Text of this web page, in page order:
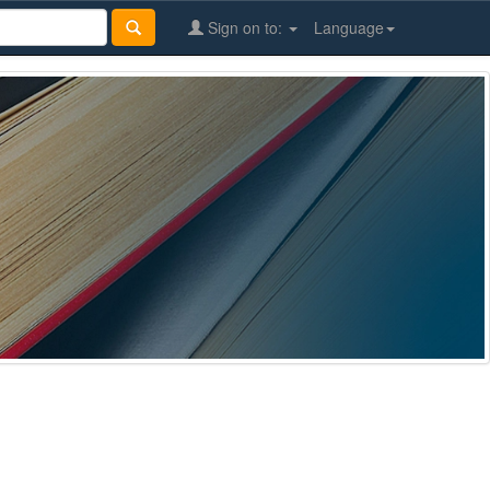
Language
Sign on to: